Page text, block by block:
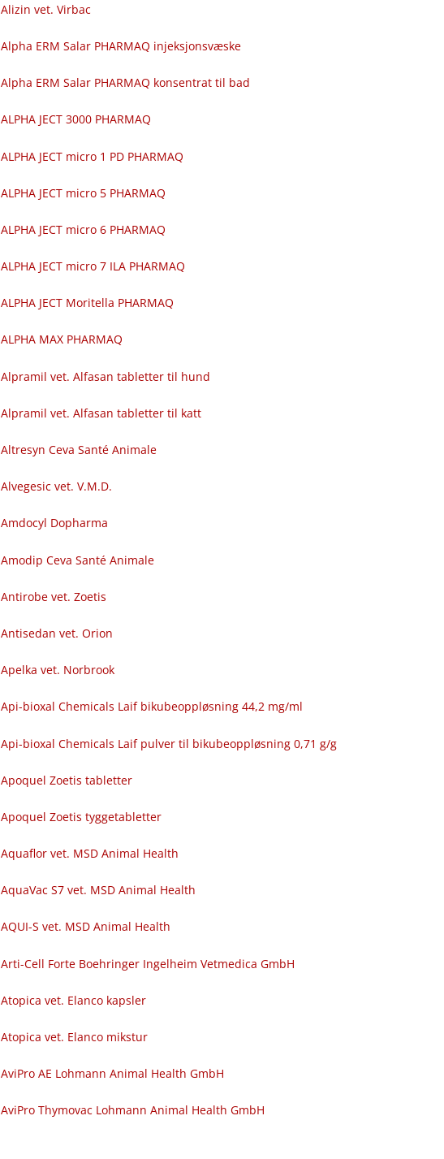
Alizin vet. Virbac
Alpha ERM Salar PHARMAQ injeksjonsvæske
Alpha ERM Salar PHARMAQ konsentrat til bad
ALPHA JECT 3000 PHARMAQ
ALPHA JECT micro 1 PD PHARMAQ
ALPHA JECT micro 5 PHARMAQ
ALPHA JECT micro 6 PHARMAQ
ALPHA JECT micro 7 ILA PHARMAQ
ALPHA JECT Moritella PHARMAQ
ALPHA MAX PHARMAQ
Alpramil vet. Alfasan tabletter til hund
Alpramil vet. Alfasan tabletter til katt
Altresyn Ceva Santé Animale
Alvegesic vet. V.M.D.
Amdocyl Dopharma
Amodip Ceva Santé Animale
Antirobe vet. Zoetis
Antisedan vet. Orion
Apelka vet. Norbrook
Api-bioxal Chemicals Laif bikubeoppløsning 44,2 mg/ml
Api-bioxal Chemicals Laif pulver til bikubeoppløsning 0,71 g/g
Apoquel Zoetis tabletter
Apoquel Zoetis tyggetabletter
Aquaflor vet. MSD Animal Health
AquaVac S7 vet. MSD Animal Health
AQUI-S vet. MSD Animal Health
Arti-Cell Forte Boehringer Ingelheim Vetmedica GmbH
Atopica vet. Elanco kapsler
Atopica vet. Elanco mikstur
AviPro AE Lohmann Animal Health GmbH
AviPro Thymovac Lohmann Animal Health GmbH